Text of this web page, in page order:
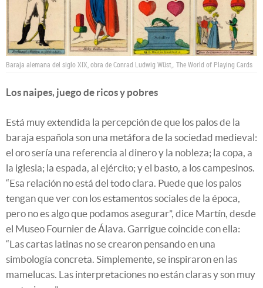
Baraja alemana del siglo XIX, obra de Conrad Ludwig Wüst,. The World of Playing Cards
Los naipes, juego de ricos y pobres
Está muy extendida la percepción de que los palos de la
baraja española son una metáfora de la sociedad medieval:
el oro sería una referencia al dinero y la nobleza; la copa, a
la iglesia; la espada, al ejército; y el basto, a los campesinos.
“Esa relación no está del todo clara. Puede que los palos
tengan que ver con los estamentos sociales de la época,
pero no es algo que podamos asegurar”, dice Martín, desde
el Museo Fournier de Álava. Garrigue coincide con ella:
“Las cartas latinas no se crearon pensando en una
simbología concreta. Simplemente, se inspiraron en las
mamelucas. Las interpretaciones no están claras y son muy